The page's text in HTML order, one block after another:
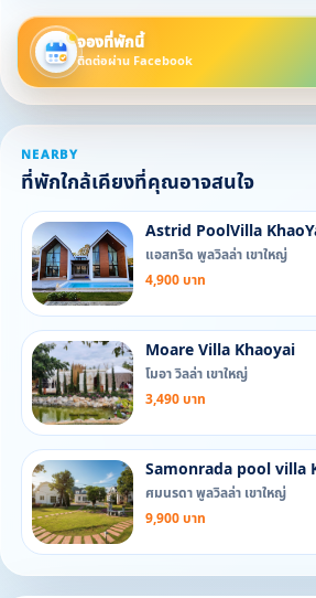
จองที่พักนี้
ติดต่อผ่าน Facebook
NEARBY
ที่พักใกล้เคียงที่คุณอาจสนใจ
Astrid PoolVilla
แอสทริด พูลวิลล่า เขาใหญ่
4,900 บาท
Moare Villa Khaoyai
โมอา วิลล่า เขาใหญ่
3,490 บาท
Samonrada pool villa
ศมนรดา พูลวิลล่า เขาใหญ่
9,900 บาท